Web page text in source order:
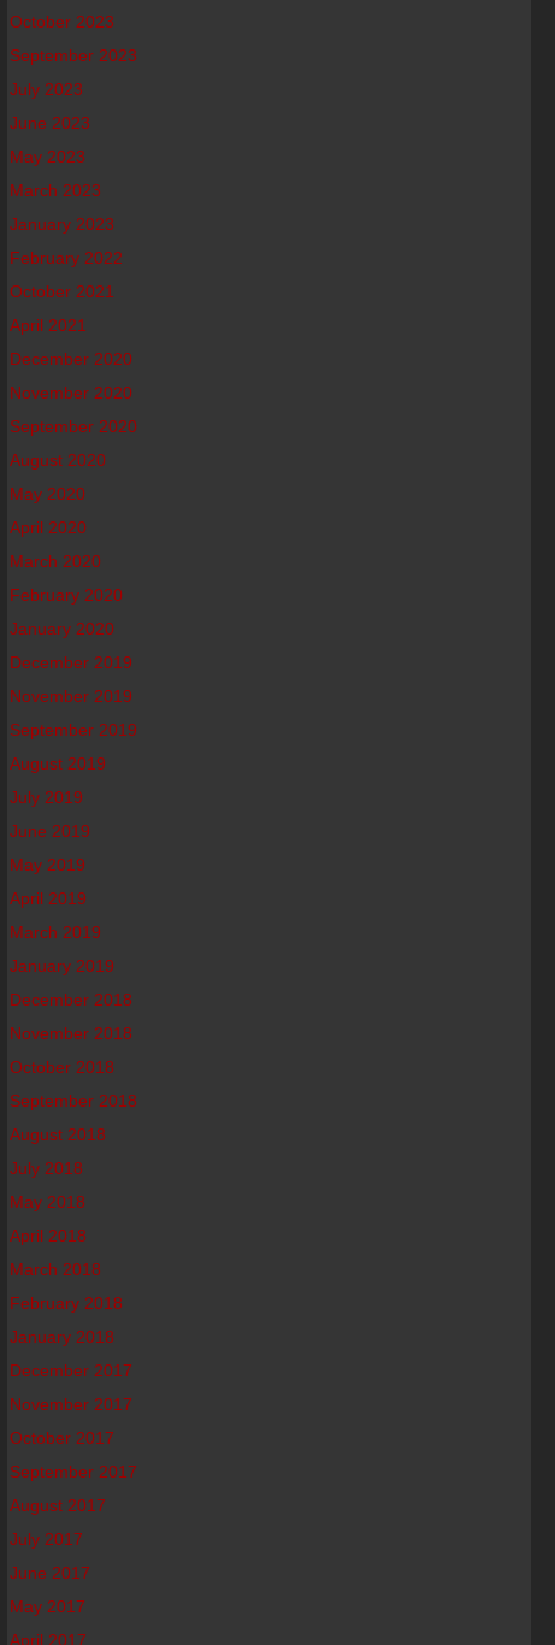
October 2023
September 2023
July 2023
June 2023
May 2023
March 2023
January 2023
February 2022
October 2021
April 2021
December 2020
November 2020
September 2020
August 2020
May 2020
April 2020
March 2020
February 2020
January 2020
December 2019
November 2019
September 2019
August 2019
July 2019
June 2019
May 2019
April 2019
March 2019
January 2019
December 2018
November 2018
October 2018
September 2018
August 2018
July 2018
May 2018
April 2018
March 2018
February 2018
January 2018
December 2017
November 2017
October 2017
September 2017
August 2017
July 2017
June 2017
May 2017
April 2017